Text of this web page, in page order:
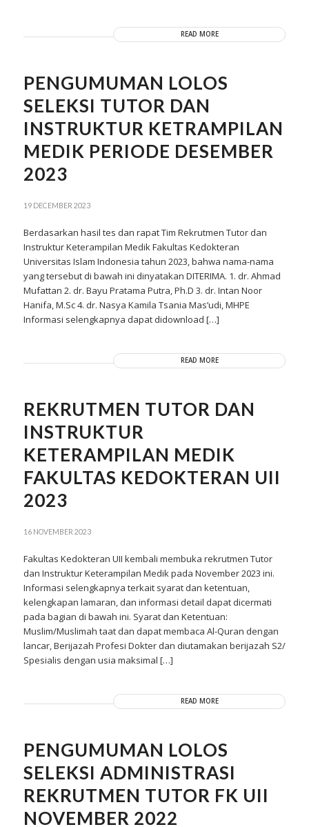
READ MORE
PENGUMUMAN LOLOS
SELEKSI TUTOR DAN
INSTRUKTUR KETRAMPILAN
MEDIK PERIODE DESEMBER
2023
19 DECEMBER 2023
Berdasarkan hasil tes dan rapat Tim Rekrutmen Tutor dan
Instruktur Keterampilan Medik Fakultas Kedokteran
Universitas Islam Indonesia tahun 2023, bahwa nama-nama
yang tersebut di bawah ini dinyatakan DITERIMA. 1. dr. Ahmad
Mufattan 2. dr. Bayu Pratama Putra, Ph.D 3. dr. Intan Noor
Hanifa, M.Sc 4. dr. Nasya Kamila Tsania Mas’udi, MHPE
Informasi selengkapnya dapat didownload […]
READ MORE
REKRUTMEN TUTOR DAN
INSTRUKTUR
KETERAMPILAN MEDIK
FAKULTAS KEDOKTERAN UII
2023
16 NOVEMBER 2023
Fakultas Kedokteran UII kembali membuka rekrutmen Tutor
dan Instruktur Keterampilan Medik pada November 2023 ini.
Informasi selengkapnya terkait syarat dan ketentuan,
kelengkapan lamaran, dan informasi detail dapat dicermati
pada bagian di bawah ini. Syarat dan Ketentuan:
Muslim/Muslimah taat dan dapat membaca Al-Quran dengan
lancar, Berijazah Profesi Dokter dan diutamakan berijazah S2/
Spesialis dengan usia maksimal […]
READ MORE
PENGUMUMAN LOLOS
SELEKSI ADMINISTRASI
REKRUTMEN TUTOR FK UII
NOVEMBER 2022